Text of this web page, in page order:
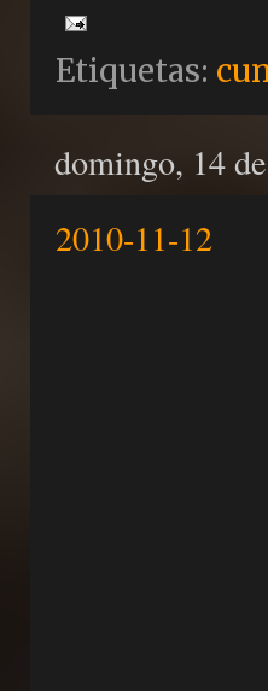
Etiquetas:
domingo, 14
2010-11-12